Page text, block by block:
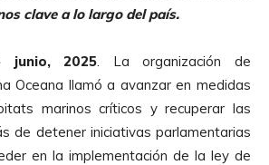
clave a lo largo del país.
junio, 2025 . La organización de
Oceana llamó a avanzar en medidas
marinos críticos y recuperar las
de detener iniciativas parlamentarias
en la implementación de la ley de